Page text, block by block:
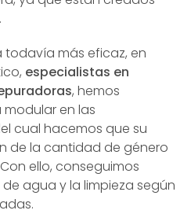
todavía más eficaz, en
especialistas en
, hemos
en las
cual hacemos que su
de la cantidad de género
ello, conseguimos
agua y la limpieza según